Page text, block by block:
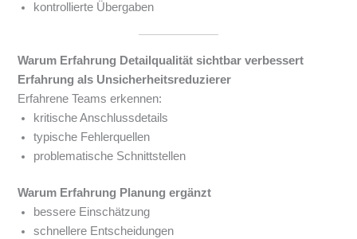
kontrollierte Übergaben
Warum Erfahrung Detailqualität sichtbar verbessert
Erfahrung als Unsicherheitsreduzierer
Erfahrene Teams erkennen:
kritische Anschlussdetails
typische Fehlerquellen
problematische Schnittstellen
Warum Erfahrung Planung ergänzt
bessere Einschätzung
schnellere Entscheidungen